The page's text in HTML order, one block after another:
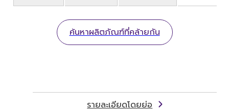
ค้นหาผลิตภัณฑ์ที่คล้ายกัน
รายละเอียดโดยย่อ